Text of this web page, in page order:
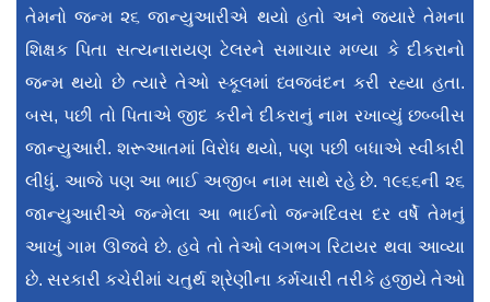
તેમનો જન્મ ૨૬ જાન્યુઆરીએ થયો હતો અને જ્યારે તેમના
શિક્ષક પિતા સત્યનારાયણ ટેલરને સમાચાર મળ્યા કે દીકરાનો
જન્મ થયો છે ત્યારે તેઓ સ્કૂલમાં ધ્વજવંદન કરી રહ્યા હતા.
બસ, પછી તો પિતાએ જીદ કરીને દીકરાનું નામ રખાવ્યું છબ્બીસ
જાન્યુઆરી. શરૂઆતમાં વિરોધ થયો, પણ પછી બધાએ સ્વીકારી
લીધું. આજે પણ આ ભાઈ અજીબ નામ સાથે રહે છે. ૧૯૬૬ની ૨૬
જાન્યુઆરીએ જન્મેલા આ ભાઈનો જન્મદિવસ દર વર્ષે તેમનું
આખું ગામ ઊજવે છે. હવે તો તેઓ લગભગ રિટાયર થવા આવ્યા
છે. સરકારી કચેરીમાં ચતુર્થ શ્રેણીના કર્મચારી તરીકે હજીયે તેઓ